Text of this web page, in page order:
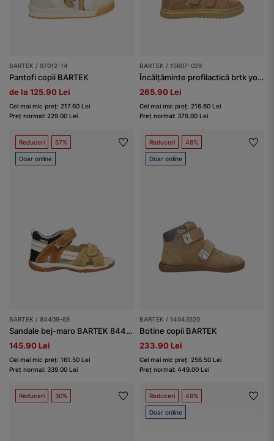
BARTEK / 87012-14
Pantofi copii BARTEK
de la 125.90 Lei
Cel mai mic preț: 217.60 Lei
Preț normal: 229.00 Lei
BARTEK / 15607-029
Încălțăminte profilactică brtk young BARTEK 15607-029, bej
265.90 Lei
Cel mai mic preț: 216.60 Lei
Preț normal: 379.00 Lei
Reduceri 57%
Doar online
BARTEK / 84409-68
Sandale bej-maro BARTEK 84409-68
145.90 Lei
Cel mai mic preț: 161.50 Lei
Preț normal: 339.00 Lei
Reduceri 48%
Doar online
BARTEK / 14043520
Botine copii BARTEK
233.90 Lei
Cel mai mic preț: 256.50 Lei
Preț normal: 449.00 Lei
Reduceri 30% Reduceri 48%
Doar online